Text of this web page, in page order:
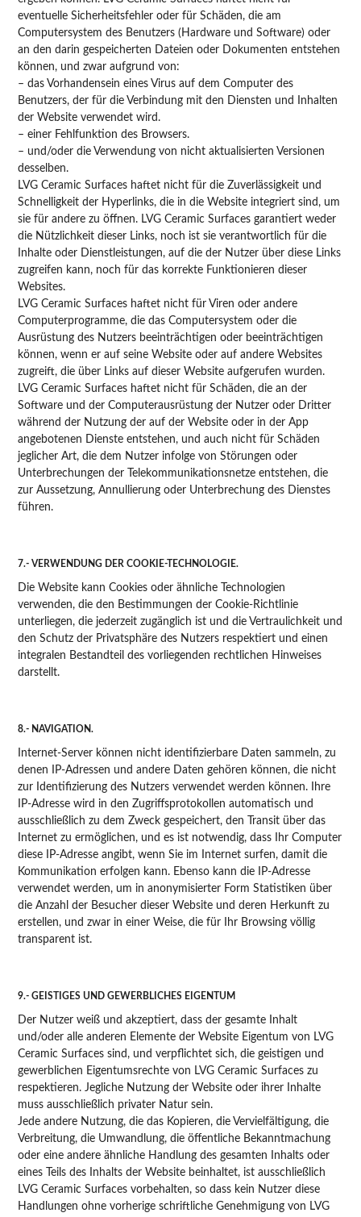
eventuelle Sicherheitsfehler oder für Schäden, die am
Computersystem des Benutzers (Hardware und Software) oder
an den darin gespeicherten Dateien oder Dokumenten entstehen
können, und zwar aufgrund von:
– das Vorhandensein eines Virus auf dem Computer des
Benutzers, der für die Verbindung mit den Diensten und Inhalten
der Website verwendet wird.
– einer Fehlfunktion des Browsers.
– und/oder die Verwendung von nicht aktualisierten Versionen
desselben.
LVG Ceramic Surfaces haftet nicht für die Zuverlässigkeit und
Schnelligkeit der Hyperlinks, die in die Website integriert sind, um
sie für andere zu öffnen. LVG Ceramic Surfaces garantiert weder
die Nützlichkeit dieser Links, noch ist sie verantwortlich für die
Inhalte oder Dienstleistungen, auf die der Nutzer über diese Links
zugreifen kann, noch für das korrekte Funktionieren dieser
Websites.
LVG Ceramic Surfaces haftet nicht für Viren oder andere
Computerprogramme, die das Computersystem oder die
Ausrüstung des Nutzers beeinträchtigen oder beeinträchtigen
können, wenn er auf seine Website oder auf andere Websites
zugreift, die über Links auf dieser Website aufgerufen wurden.
LVG Ceramic Surfaces haftet nicht für Schäden, die an der
Software und der Computerausrüstung der Nutzer oder Dritter
während der Nutzung der auf der Website oder in der App
angebotenen Dienste entstehen, und auch nicht für Schäden
jeglicher Art, die dem Nutzer infolge von Störungen oder
Unterbrechungen der Telekommunikationsnetze entstehen, die
zur Aussetzung, Annullierung oder Unterbrechung des Dienstes
führen.
7.- VERWENDUNG DER COOKIE-TECHNOLOGIE.
Die Website kann Cookies oder ähnliche Technologien
verwenden, die den Bestimmungen der Cookie-Richtlinie
unterliegen, die jederzeit zugänglich ist und die Vertraulichkeit und
den Schutz der Privatsphäre des Nutzers respektiert und einen
integralen Bestandteil des vorliegenden rechtlichen Hinweises
darstellt.
8.- NAVIGATION.
Internet-Server können nicht identifizierbare Daten sammeln, zu
denen IP-Adressen und andere Daten gehören können, die nicht
zur Identifizierung des Nutzers verwendet werden können. Ihre
IP-Adresse wird in den Zugriffsprotokollen automatisch und
ausschließlich zu dem Zweck gespeichert, den Transit über das
Internet zu ermöglichen, und es ist notwendig, dass Ihr Computer
diese IP-Adresse angibt, wenn Sie im Internet surfen, damit die
Kommunikation erfolgen kann. Ebenso kann die IP-Adresse
verwendet werden, um in anonymisierter Form Statistiken über
die Anzahl der Besucher dieser Website und deren Herkunft zu
erstellen, und zwar in einer Weise, die für Ihr Browsing völlig
transparent ist.
9.- GEISTIGES UND GEWERBLICHES EIGENTUM
Der Nutzer weiß und akzeptiert, dass der gesamte Inhalt
und/oder alle anderen Elemente der Website Eigentum von LVG
Ceramic Surfaces sind, und verpflichtet sich, die geistigen und
gewerblichen Eigentumsrechte von LVG Ceramic Surfaces zu
respektieren. Jegliche Nutzung der Website oder ihrer Inhalte
muss ausschließlich privater Natur sein.
Jede andere Nutzung, die das Kopieren, die Vervielfältigung, die
Verbreitung, die Umwandlung, die öffentliche Bekanntmachung
oder eine andere ähnliche Handlung des gesamten Inhalts oder
eines Teils des Inhalts der Website beinhaltet, ist ausschließlich
LVG Ceramic Surfaces vorbehalten, so dass kein Nutzer diese
Handlungen ohne vorherige schriftliche Genehmigung von LVG